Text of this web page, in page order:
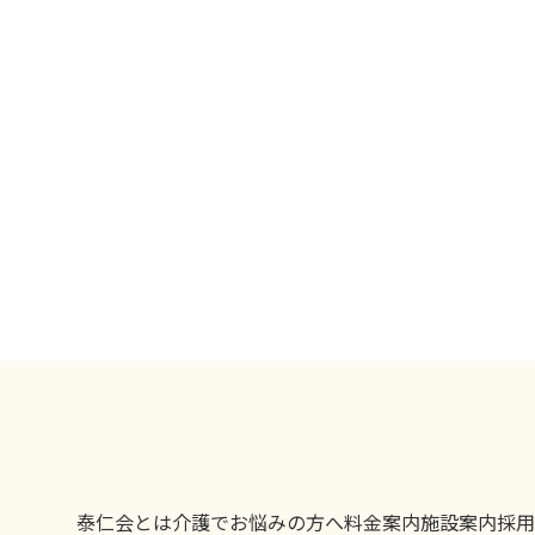
泰仁会とは介護でお悩みの方へ料金案内施設案内採